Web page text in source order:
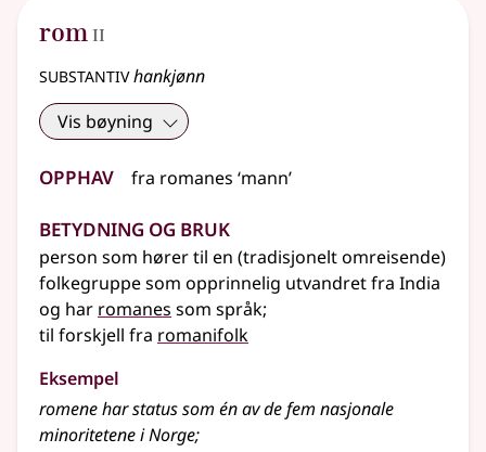
rom 2
II
substantivhankjønn
Vis bøyning
Opphav fra romanes ‘mann’
Betydning og bruk
person som hører til en (tradisjonelt omreisende)
folkegruppe som opprinnelig utvandret fra India
og har romanes som språk;
til forskjell fra romanifolk
Eksempel
romene har status som én av de fem nasjonale
minoritetene i Norge;